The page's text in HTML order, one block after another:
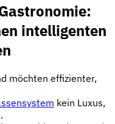
intelligenten
möchten effizienter,
kein Luxus,